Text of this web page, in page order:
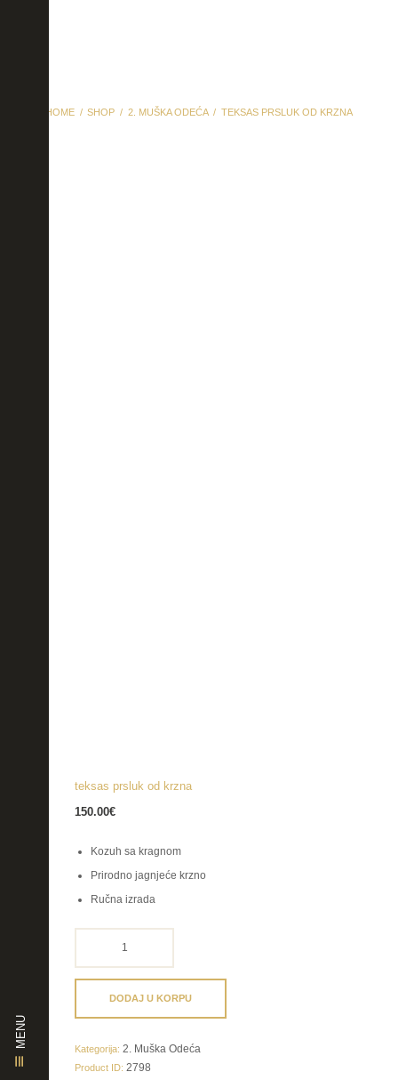
MENU
HOME SHOP 2. MUŠKA ODEĆA TEKSAS PRSLUK OD KRZNA
teksas prsluk od krzna
150.00€
Kozuh sa kragnom
Prirodno jagnjeće krzno
Ručna izrada
DODAJ U KORPU
Kategorija: 2. Muška Odeća
Product ID: 2798